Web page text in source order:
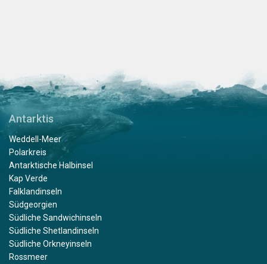
Antarktis
Weddell-Meer
Polarkreis
Antarktische Halbinsel
Kap Verde
Falklandinseln
Südgeorgien
Südliche Sandwichinseln
Südliche Shetlandinseln
Südliche Orkneyinseln
Rossmeer